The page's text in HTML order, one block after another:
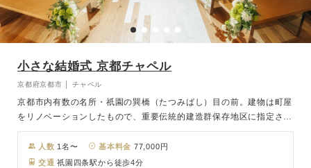
小さな結婚式 京都チャペル
京都府京都市 │ チャペル
京都市内有数の名所・祇園の巽橋（たつみばし）目の前。建物は町屋
をリノベーションしたもので、重要伝統的建造群保存地区に指定され
ている街の景観と見事に調和しており、屋外でのロケーション撮影は
絵になる写真がたくさん残せます。祇園四条駅から徒歩5分とアクセ
スも良好。アシンメトリーに並べられた木の格子と、光に照らされる
人数 1名〜 基本料金 77,000円
交通 祇園四条駅から徒歩4分